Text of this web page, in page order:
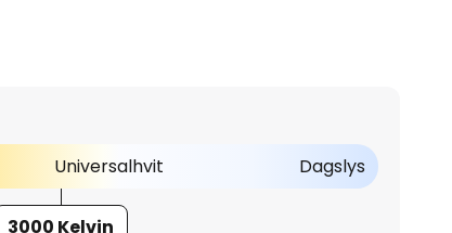
Universalhvit Dagslys
3000 Kelvin